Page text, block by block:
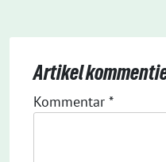
Artikel
Kommentar *